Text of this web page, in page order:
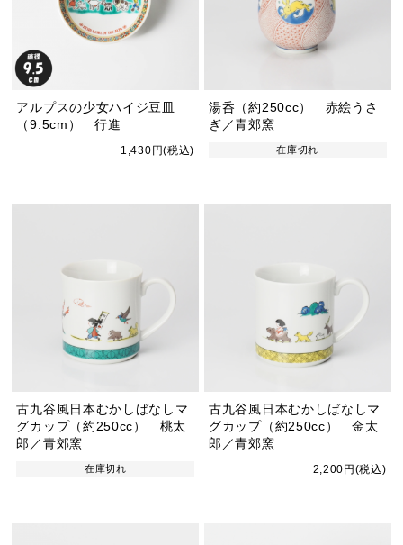
アルプスの少女ハイジ豆皿
（9.5cm） 行進
1,430円(税込)
湯呑（約250cc） 赤絵うさ
ぎ／青郊窯
在庫切れ
古九谷風日本むかしばなしマ
グカップ（約250cc） 桃太
郎／青郊窯
在庫切れ
古九谷風日本むかしばなしマ
グカップ（約250cc） 金太
郎／青郊窯
2,200円(税込)